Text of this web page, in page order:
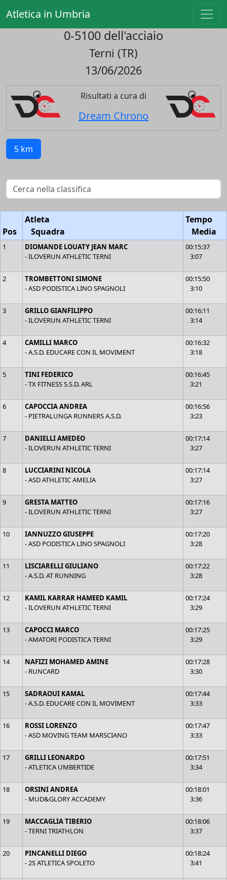
Atletica in Umbria
0-5100 dell'acciaio
Terni (TR)
13/06/2026
Risultati a cura di
Dream Chrono
5 km
Pos
Atleta
Squadra
Tempo
Media
1
DIOMANDE LOUATY JEAN MARC
- ILOVERUN ATHLETIC TERNI
00:15:37
3:07
2
TROMBETTONI SIMONE
- ASD PODISTICA LINO SPAGNOLI
00:15:50
3:10
3
GRILLO GIANFILIPPO
- ILOVERUN ATHLETIC TERNI
00:16:11
3:14
4
CAMILLI MARCO
- A.S.D. EDUCARE CON IL MOVIMENT
00:16:32
3:18
5
TINI FEDERICO
- TX FITNESS S.S.D. ARL
00:16:45
3:21
6
CAPOCCIA ANDREA
- PIETRALUNGA RUNNERS A.S.D.
00:16:56
3:23
7
DANIELLI AMEDEO
- ILOVERUN ATHLETIC TERNI
00:17:14
3:27
8
LUCCIARINI NICOLA
- ASD ATHLETIC AMELIA
00:17:14
3:27
9
GRESTA MATTEO
- ILOVERUN ATHLETIC TERNI
00:17:16
3:27
10
IANNUZZO GIUSEPPE
- ASD PODISTICA LINO SPAGNOLI
00:17:20
3:28
11
LISCIARELLI GIULIANO
- A.S.D. AT RUNNING
00:17:22
3:28
12
KAMIL KARRAR HAMEED KAMIL
- ILOVERUN ATHLETIC TERNI
00:17:24
3:29
13
CAPOCCI MARCO
- AMATORI PODISTICA TERNI
00:17:25
3:29
14
NAFIZI MOHAMED AMINE
- RUNCARD
00:17:28
3:30
15
SADRAOUI KAMAL
- A.S.D. EDUCARE CON IL MOVIMENT
00:17:44
3:33
16
ROSSI LORENZO
- ASD MOVING TEAM MARSCIANO
00:17:47
3:33
17
GRILLI LEONARDO
- ATLETICA UMBERTIDE
00:17:51
3:34
18
ORSINI ANDREA
- MUD&GLORY ACCADEMY
00:18:01
3:36
19
MACCAGLIA TIBERIO
- TERNI TRIATHLON
00:18:06
3:37
20
PINCANELLI DIEGO
- 2S ATLETICA SPOLETO
00:18:24
3:41